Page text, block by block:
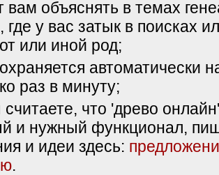
вам объяснять в темах
у вас затык в поисках
или иной род;
автоматически
раз в минуту;
что 'древо
и нужный функционал,
и идеи здесь:
.